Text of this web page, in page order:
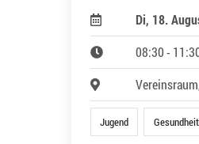
Di, 18.
08:30 -
Jugend Gesundheit